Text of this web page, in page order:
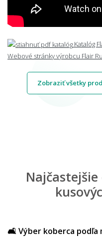
Katalóg
Webové stránky výrobcu Flair
Zobraziť všetky
🛋️ Výber koberca podľa